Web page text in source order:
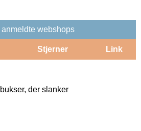
anmeldte webshops
Stjerner Link
der slanker